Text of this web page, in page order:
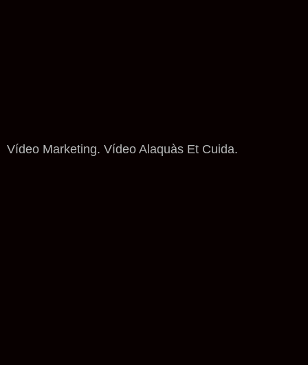
Vídeo Marketing. Vídeo Alaquàs Et Cuida.